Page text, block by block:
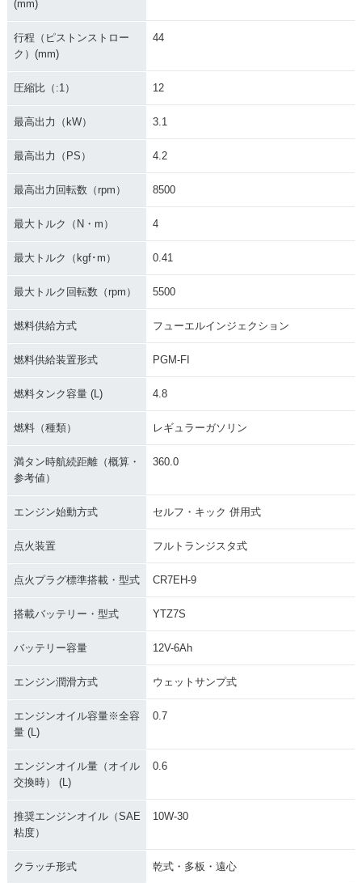
(mm)
行程（ピストンストロー
ク）(mm)
44
圧縮比（:1） 12
最高出力（kW） 3.1
最高出力（PS） 4.2
最高出力回転数（rpm） 8500
最大トルク（N・m） 4
最大トルク（kgf･m） 0.41
最大トルク回転数（rpm） 5500
燃料供給方式 フューエルインジェクション
燃料供給装置形式 PGM-FI
燃料タンク容量 (L) 4.8
燃料（種類） レギュラーガソリン
満タン時航続距離（概算・
参考値）
360.0
エンジン始動方式 セルフ・キック 併用式
点火装置 フルトランジスタ式
点火プラグ標準搭載・型式 CR7EH-9
搭載バッテリー・型式 YTZ7S
バッテリー容量 12V-6Ah
エンジン潤滑方式 ウェットサンプ式
エンジンオイル容量※全容
量 (L)
0.7
エンジンオイル量（オイル
交換時） (L)
0.6
推奨エンジンオイル（SAE
粘度）
10W-30
クラッチ形式 乾式・多板・遠心